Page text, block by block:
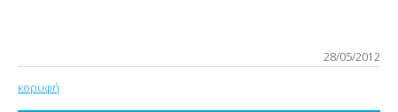
28/05/2012
κορυφή